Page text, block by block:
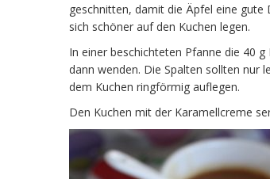
geschnitten, damit die Äpfel eine gute
sich schöner auf den Kuchen legen.
In einer beschichteten Pfanne die 40
dann wenden. Die Spalten sollten nur
dem Kuchen ringförmig auflegen.
Den Kuchen mit der Karamellcreme